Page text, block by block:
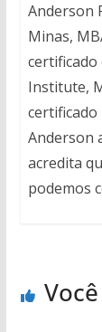
Anderson
Minas,
certificado
Institute,
certificado
Anderson
acredita
podemos